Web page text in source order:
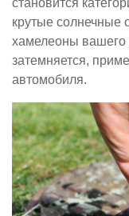
крутые солнечные
хамелеоны вашего
затемняется,
автомобиля.